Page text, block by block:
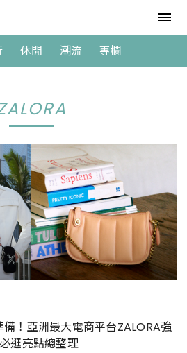
休閒 潮流 專欄
！亞洲最大電商平台ZALORA強
逛亮點總整理